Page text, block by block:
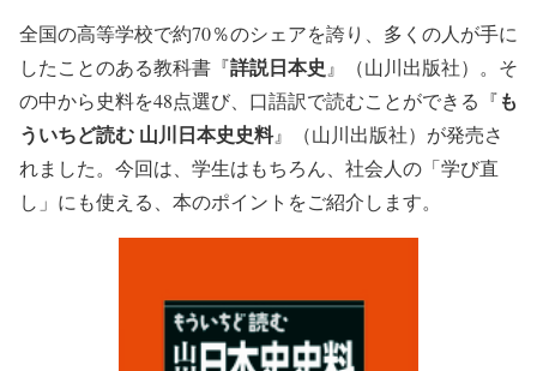
全国の高等学校で約70％のシェアを誇り、多くの人が手に
したことのある教科書『詳説日本史 』（山川出版社）。そ
の中から史料を48点選び、口語訳で読むことができる『も
ういちど読む 山川日本史史料』（山川出版社）が発売さ
れました。今回は、学生はもちろん、社会人の「学び直
し」にも使える、本のポイントをご紹介します。